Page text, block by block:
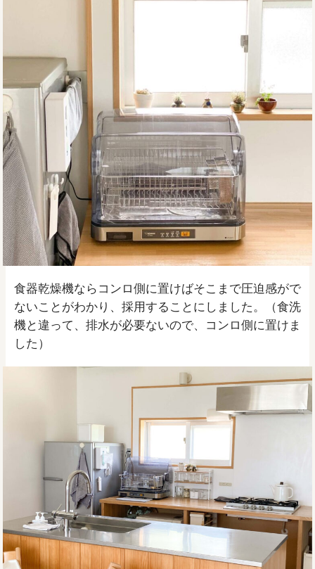
食器乾燥機ならコンロ側に置けばそこまで圧迫感がで
ないことがわかり、採用することにしました。（食洗
機と違って、排水が必要ないので、コンロ側に置けま
した）